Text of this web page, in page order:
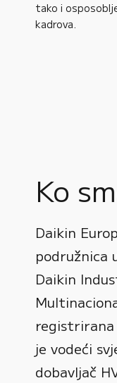
tako i
kadrova.
Ko
Daikin
podružnica
Daikin
registrirana
je vodeći
dobavljač
0